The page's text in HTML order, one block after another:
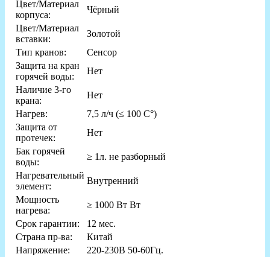
Цвет/Материал
корпуса:
Чёрный
Цвет/Материал
вставки:
Золотой
Тип кранов:
Сенсор
Защита на кран
горячей воды:
Нет
Наличие 3-го
крана:
Нет
Нагрев:
7,5 л/ч (≤ 100 C°)
Защита от
протечек:
Нет
Бак горячей
воды:
≥ 1л. не разборный
Нагревательный
элемент:
Внутренний
Мощность
нагрева:
≥ 1000 Вт Вт
Срок гарантии:
12 мес.
Страна пр-ва:
Китай
Напряжение:
220-230В 50-60Гц.